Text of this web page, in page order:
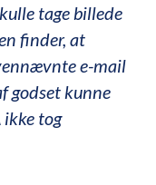
tage billede
finder, at
e-mail
godset kunne
ikke tog